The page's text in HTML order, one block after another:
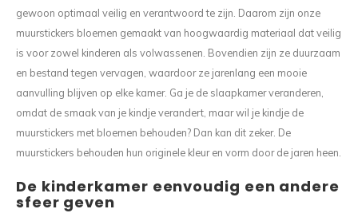
gewoon optimaal veilig en verantwoord te zijn. Daarom zijn onze
muurstickers bloemen gemaakt van hoogwaardig materiaal dat veilig
is voor zowel kinderen als volwassenen. Bovendien zijn ze duurzaam
en bestand tegen vervagen, waardoor ze jarenlang een mooie
aanvulling blijven op elke kamer. Ga je de slaapkamer veranderen,
omdat de smaak van je kindje verandert, maar wil je kindje de
muurstickers met bloemen behouden? Dan kan dit zeker. De
muurstickers behouden hun originele kleur en vorm door de jaren heen.
De kinderkamer eenvoudig een andere
sfeer geven